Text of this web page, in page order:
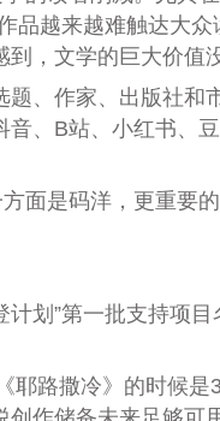
品越来越难触达大
，文学的巨大价值
作家、出版社和
音、B站、小红书
是码洋，更重要
”第一批支持项
路撒冷》的时候是